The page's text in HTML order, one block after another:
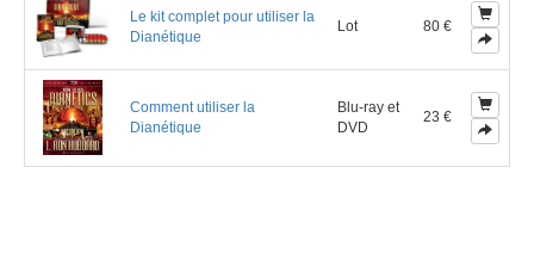
Le kit complet pour utiliser la
Dianétique
Lot 80 €
Comment utiliser la
Dianétique
Blu-ray et
DVD
23 €